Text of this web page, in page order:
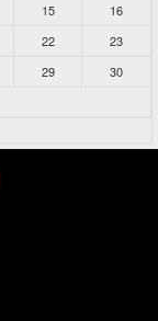
15
16
22
23
29
30